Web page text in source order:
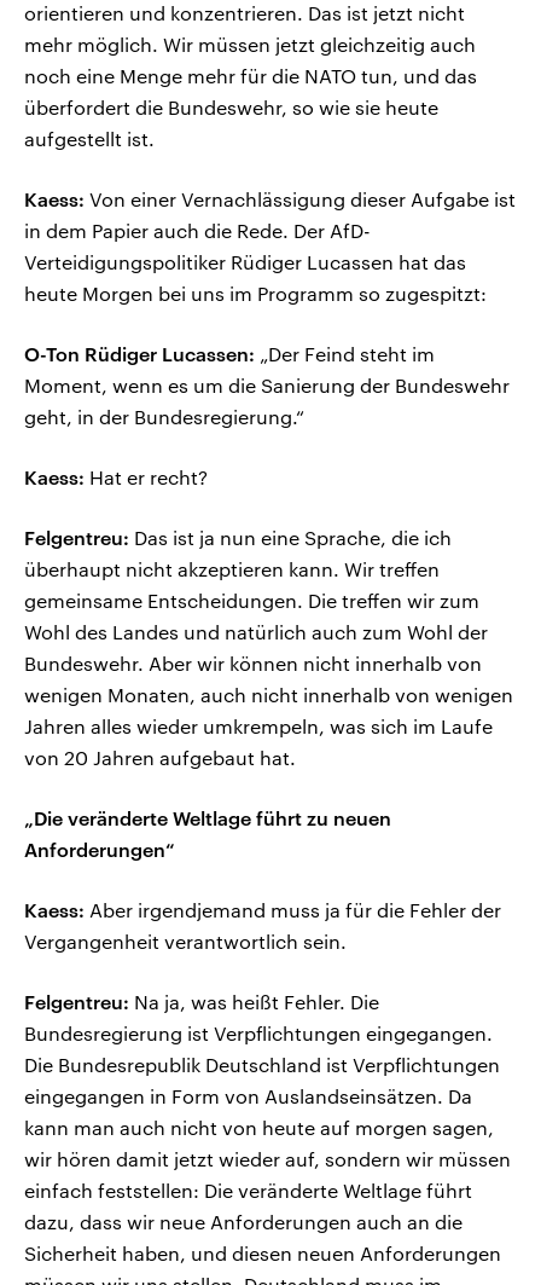
orientieren und konzentrieren. Das ist jetzt nicht
mehr möglich. Wir müssen jetzt gleichzeitig auch
noch eine Menge mehr für die NATO tun, und das
überfordert die Bundeswehr, so wie sie heute
aufgestellt ist.
Kaess: Von einer Vernachlässigung dieser Aufgabe ist
in dem Papier auch die Rede. Der AfD-
Verteidigungspolitiker Rüdiger Lucassen hat das
heute Morgen bei uns im Programm so zugespitzt:
O-Ton Rüdiger Lucassen: „Der Feind steht im
Moment, wenn es um die Sanierung der Bundeswehr
geht, in der Bundesregierung.“
Kaess: Hat er recht?
Felgentreu: Das ist ja nun eine Sprache, die ich
überhaupt nicht akzeptieren kann. Wir treffen
gemeinsame Entscheidungen. Die treffen wir zum
Wohl des Landes und natürlich auch zum Wohl der
Bundeswehr. Aber wir können nicht innerhalb von
wenigen Monaten, auch nicht innerhalb von wenigen
Jahren alles wieder umkrempeln, was sich im Laufe
von 20 Jahren aufgebaut hat.
„Die veränderte Weltlage führt zu neuen
Anforderungen“
Kaess: Aber irgendjemand muss ja für die Fehler der
Vergangenheit verantwortlich sein.
Felgentreu: Na ja, was heißt Fehler. Die
Bundesregierung ist Verpflichtungen eingegangen.
Die Bundesrepublik Deutschland ist Verpflichtungen
eingegangen in Form von Auslandseinsätzen. Da
kann man auch nicht von heute auf morgen sagen,
wir hören damit jetzt wieder auf, sondern wir müssen
einfach feststellen: Die veränderte Weltlage führt
dazu, dass wir neue Anforderungen auch an die
Sicherheit haben, und diesen neuen Anforderungen